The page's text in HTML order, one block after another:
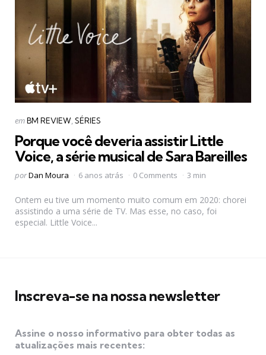
Categorias
Postado
emBM REVIEW SÉRIES
Porque você deveria assistir Little
Voice, a série musical de Sara Bareilles
Postado
porDan Moura 6 anos atrás 0 Comments 3 min
Ontem eu tive um momento muito comum em 2020: chorei
assistindo a uma série de TV. Mas esse, no caso, foi
especial. Little Voice...
Inscreva-se na nossa newsletter
Assine o nosso informativo para obter todas as
atualizações mais recentes: